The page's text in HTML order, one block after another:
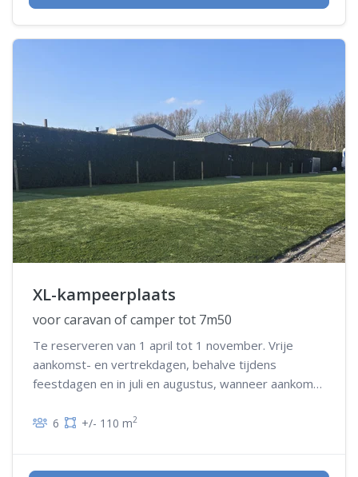
XL-kampeerplaats
voor caravan of camper tot 7m50
Te reserveren van 1 april tot 1 november. Vrije
aankomst- en vertrekdagen, behalve tijdens
feestdagen en in juli en augustus, wanneer aankomst
6 +/- 110 m2